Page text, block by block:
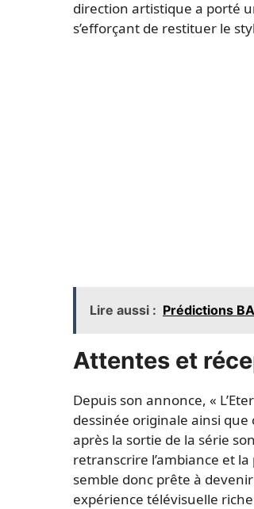
direction artistique a porté
s’efforçant de restituer le
Lire aussi : Prédictions
Attentes et
Depuis son annonce, «
dessinée originale ainsi
après la sortie de la série
retranscrire l’ambiance et
semble donc prête à
expérience télévisuelle